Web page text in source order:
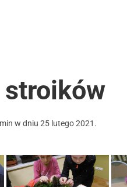
stroików
w dniu25 lutego 2021 .